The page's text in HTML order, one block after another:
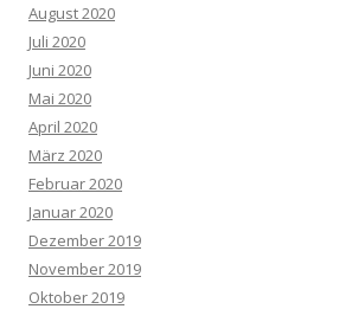
August 2020
Juli 2020
Juni 2020
Mai 2020
April 2020
März 2020
Februar 2020
Januar 2020
Dezember 2019
November 2019
Oktober 2019